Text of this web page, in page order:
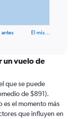
antes El mis…
un vuelo de
que se puede
de $891).
es el momento más
que influyen en